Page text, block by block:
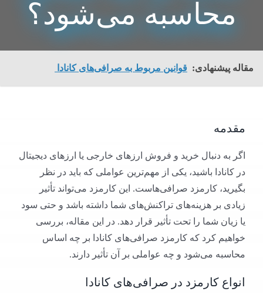
محاسبه می‌شود؟
مقاله پیشنهادی: قوانین مربوط به صرافی‌های کانادا
مقدمه
اگر به دنبال خرید و فروش ارزهای خارجی یا ارزهای دیجیتال
در کانادا باشید، یکی از مهم‌ترین عواملی که باید در نظر
بگیرید، کارمزد صرافی‌هاست. این کارمزد می‌تواند تأثیر
زیادی بر هزینه‌های تراکنش‌های شما داشته باشد و حتی سود
یا زیان شما را تحت تأثیر قرار دهد. در این مقاله، بررسی
خواهیم کرد که کارمزد صرافی‌های کانادا بر چه اساس
محاسبه می‌شود و چه عواملی بر آن تأثیر دارند.
انواع کارمزد در صرافی‌های کانادا